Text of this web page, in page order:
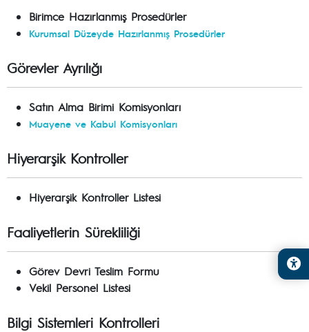
Birimce Hazırlanmış Prosedürler
Kurumsal Düzeyde Hazırlanmış Prosedürler
Görevler Ayrılığı
Satın Alma Birimi Komisyonları
Muayene ve Kabul Komisyonları
Hiyerarşik Kontroller
Hiyerarşik Kontroller Listesi
Faaliyetlerin Sürekliliği
Görev Devri Teslim Formu
Vekil Personel Listesi
Bilgi Sistemleri Kontrolleri